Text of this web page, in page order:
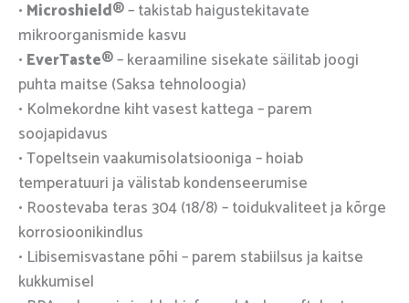
• Microshield®– takistab haigustekitavate
mikroorganismide kasvu
• EverTaste®– keraamiline sisekate säilitab joogi
puhta maitse (Saksa tehnoloogia)
• Kolmekordne kiht vasest kattega – parem
soojapidavus
• Topeltsein vaakumisolatsiooniga – hoiab
temperatuuri ja välistab kondenseerumise
• Roostevaba teras 304 (18/8) – toidukvaliteet ja kõrge
korrosioonikindlus
• Libisemisvastane põhi – parem stabiilsus ja kaitse
kukkumisel